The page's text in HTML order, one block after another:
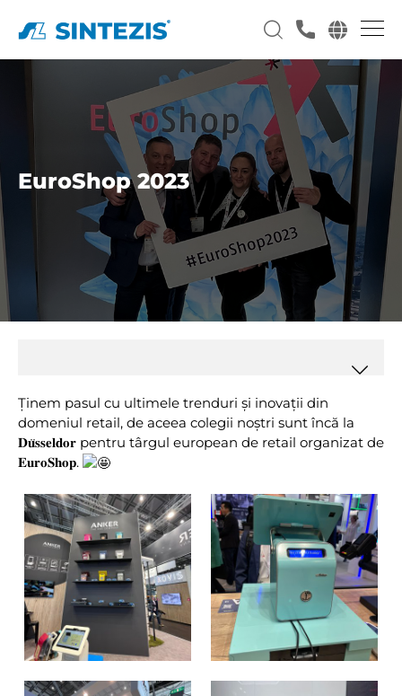
EuroShop 2023
Ținem pasul cu ultimele trenduri și inovații din
domeniul retail, de aceea colegii noștri sunt încă la
𝐃𝐮̈𝐬𝐬𝐞𝐥𝐝𝐨𝐫 pentru târgul european de retail organizat de
𝐄𝐮𝐫𝐨𝐒𝐡𝐨𝐩.